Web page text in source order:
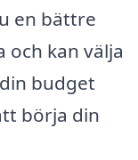
en bättre
och kan välja
budget
börja din